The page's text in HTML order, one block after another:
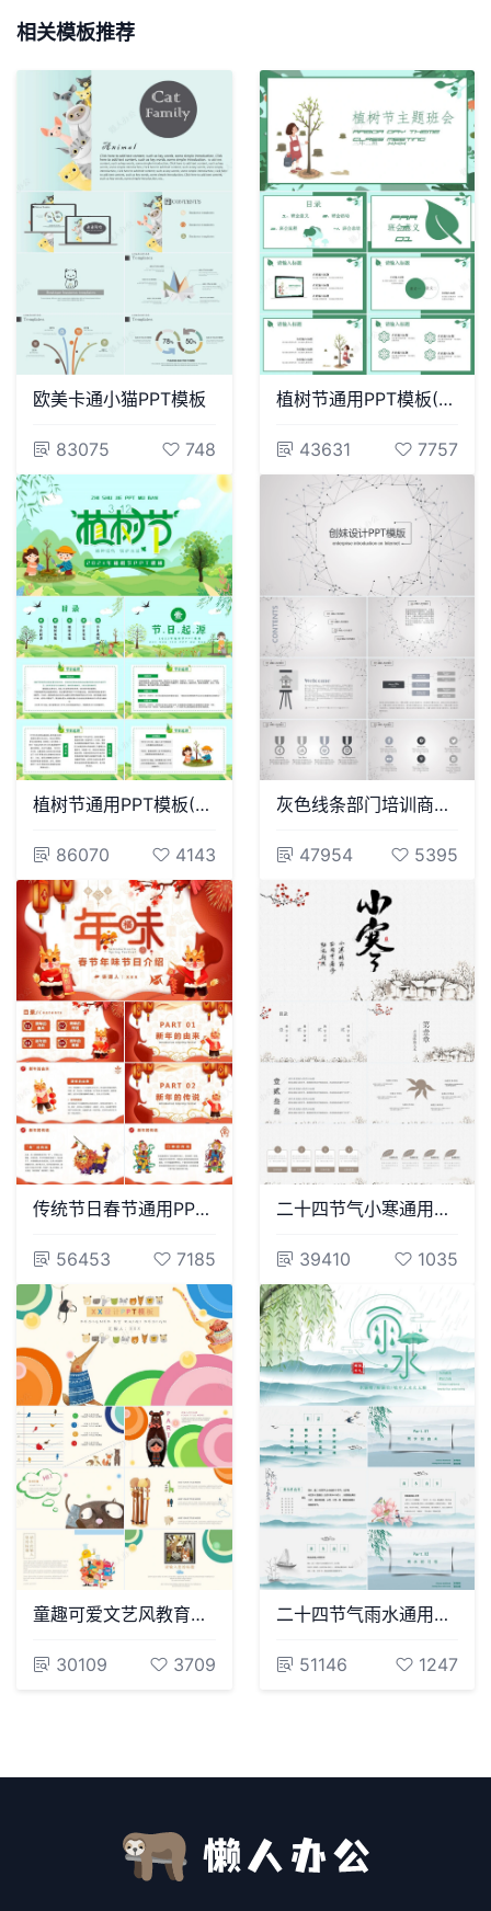
相关模板推荐
欧美卡通小猫PPT模板
83075 748
植树节通用PPT模板(10)
43631 7757
植树节通用PPT模板(40)
86070 4143
灰色线条部门培训商务报告项目展示商务展示
47954 5395
传统节日春节通用PPT模板(18)
56453 7185
二十四节气小寒通用PPT模板(48)
39410 1035
童趣可爱文艺风教育课件项目策划通用PPT模版
30109 3709
二十四节气雨水通用PPT模板(5)
51146 1247